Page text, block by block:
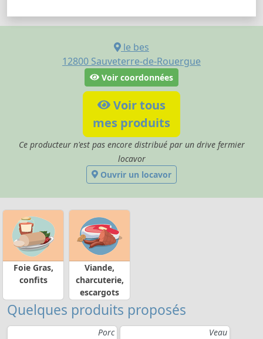
le bes
12800 Sauveterre-de-Rouergue
Voir coordonnées
Voir tous
mes produits
Ce producteur n'est pas encore distribué par un drive fermier
locavor
Ouvrir un locavor
Foie Gras,
confits
Viande,
charcuterie,
escargots
Quelques produits proposés
Porc Veau